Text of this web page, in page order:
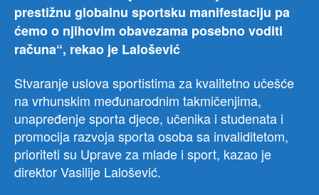
prestižnu globalnu sportsku manifestaciju pa
ćemo o njihovim obavezama posebno voditi
računa“, rekao je Lalošević
Stvaranje uslova sportistima za kvalitetno učešće
na vrhunskim međunarodnim takmičenjima,
unapređenje sporta djece, učenika i studenata i
promocija razvoja sporta osoba sa invaliditetom,
prioriteti su Uprave za mlade i sport, kazao je
direktor Vasilije Lalošević.